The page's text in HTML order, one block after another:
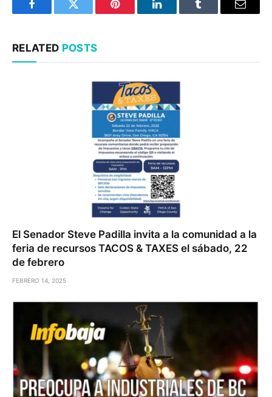
FacebookTwitter Pinterest LinkedInTumblr Email
RELATED POSTS
El Senador Steve Padilla invita a la comunidad a la
feria de recursos TACOS & TAXES el sábado, 22
de febrero
FEBRERO 14, 2025